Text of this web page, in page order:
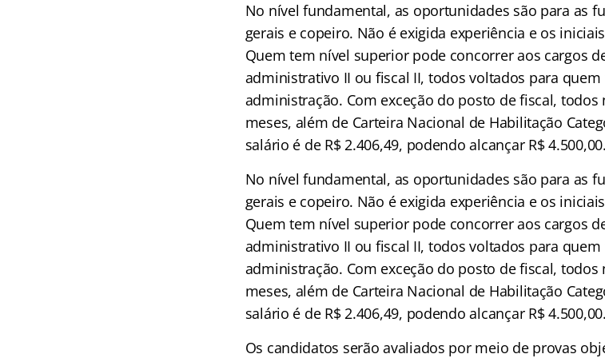
No nível fundamental, as oportunidades são para as
gerais e copeiro. Não é exigida experiência e os
Quem tem nível superior pode concorrer aos cargos
administrativo II ou fiscal II, todos voltados para
administração. Com exceção do posto de fiscal,
meses, além de Carteira Nacional de Habilitação
salário é de R$ 2.406,49, podendo alcançar R$ 4.500,00.
No nível fundamental, as oportunidades são para as
gerais e copeiro. Não é exigida experiência e os
Quem tem nível superior pode concorrer aos cargos
administrativo II ou fiscal II, todos voltados para
administração. Com exceção do posto de fiscal,
meses, além de Carteira Nacional de Habilitação
salário é de R$ 2.406,49, podendo alcançar R$ 4.500,00.
Os candidatos serão avaliados por meio de provas